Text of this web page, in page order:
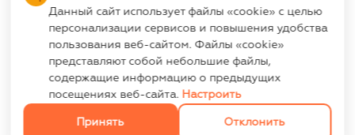
Данный сайт использует файлы «cookie» с целью
персонализации сервисов и повышения удобства
пользования веб-сайтом. Файлы «cookie»
представляют собой небольшие файлы,
содержащие информацию о предыдущих
посещениях веб-сайта. Настроить
Принять Отклонить